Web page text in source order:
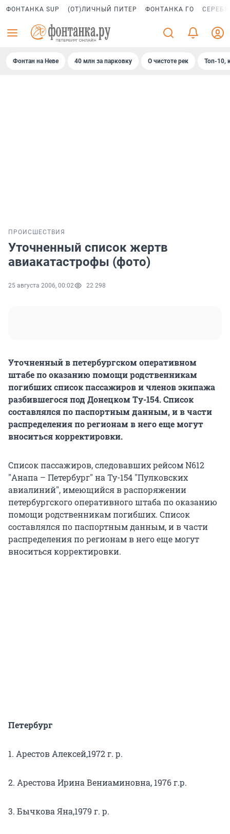
ФОНТАНКА SUP (ОТ)ЛИЧНЫЙ ПИТЕР ФОНТАНКА ГО
Фонтан на Неве 40 млн за парковку О чистоте рек Топ-10,
ПРОИСШЕСТВИЯ
Уточненный список жертв
авиакатастрофы (фото)
25 августа 2006, 00:02 22 298
Уточненный в петербургском оперативном
штабе по оказанию помощи родственникам
погибших список пассажиров и членов экипажа
разбившегося под Донецком Ту-154. Список
составлялся по паспортным данным, и в части
распределения по регионам в него еще могут
вноситься корректировки.
Список пассажиров, следовавших рейсом N612
"Анапа – Петербург" на Ту-154 "Пулковских
авиалиний", имеющийся в распоряжении
петербургского оперативного штаба по оказанию
помощи родственникам погибших. Список
составлялся по паспортным данным, и в части
распределения по регионам в него еще могут
вноситься корректировки.
Петербург
1. Арестов Алексей,1972 г. р.
2. Арестова Ирина Вениаминовна, 1976 г.р.
3. Бычкова Яна,1979 г. р.